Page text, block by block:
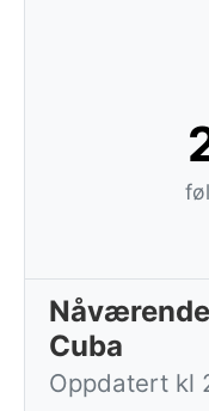
Cuba
Oppdatert kl